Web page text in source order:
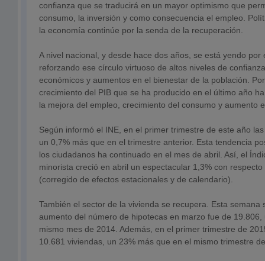
confianza que se traducirá en un mayor optimismo que
consumo, la inversión y como consecuencia el empleo.
la economía continúe por la senda de la recuperación.
A nivel nacional, y desde hace dos años, se está yendo por
reforzando ese círculo virtuoso de altos niveles de
económicos y aumentos en el bienestar de la población.
crecimiento del PIB que se ha producido en el último año
la mejora del empleo, crecimiento del consumo y aumento
Según informó el INE, en el primer trimestre de este año
un 0,7% más que en el trimestre anterior. Esta tendencia
los ciudadanos ha continuado en el mes de abril. Así, el
minorista creció en abril un espectacular 1,3% con
(corregido de efectos estacionales y de calendario).
También el sector de la vivienda se recupera. Esta semana
aumento del número de hipotecas en marzo fue de
mismo mes de 2014. Además, en el primer trimestre de
10.681 viviendas, un 23% más que en el mismo trimestre